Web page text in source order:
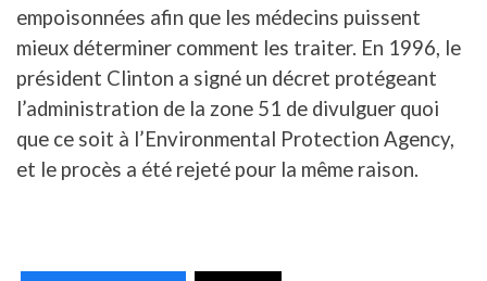
empoisonnées afin que les médecins puissent
mieux déterminer comment les traiter. En 1996, le
président Clinton a signé un décret protégeant
l’administration de la zone 51 de divulguer quoi
que ce soit à l’Environmental Protection Agency,
et le procès a été rejeté pour la même raison.